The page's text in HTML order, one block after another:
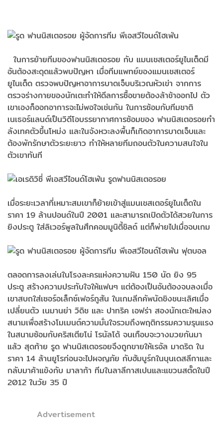
ในการย้ายทีมของฟานนิสเตอรอย กับ แมนเชสเตอร์ยูไนเต็ดมี
อันต้องสะดุดแล้วพบปัญหา เมื่อทีมแพทย์ของแมนเชสเตอร์
ยูไนเต็ด ตรวจพบปัญหาอาการบาดเจ็บบริเวณหัวเข่า จากการ
ตรวจร่างกายของนักเตะทำให้ดีลการซื้อขายต้องล้าช้าออกไป ตัว
เขาเองก็ออกอาการจะไม่พอใจเช่นกัน ในการซ้อมกับทีมชาติ
เนเธอร์แลนด์เป็นวิดีโอบรรยากาศการซ้อมของ ฟานนิสเตอรอยกำ
ลังเทคตัวขึ้นโหม่ง และในจังหวะลงพื้นก็เกิดอาการบาดเจ็บและ
ต้องพักรักษาตัวระยะยาว ทำให้หลายทีมถอนตัวในความสนใจใน
ตัวเขาทันที
เมื่อระยะเวลาที่เหมาะสมเขาก็ย้ายเข้าสู่แมนเชสเตอร์ยูไนเต็ดใน
ราคา 19 ล้านปอนด์ในปี 2001 และสามารถเปิดตัวได้สวยในการ
ยิงประตู ใส่ลิเวอร์พูลในศึกคอมมูนิตี้ชิลด์ แต่ก็พ่ายไปเมื่อจบเกม
ตลอดการลงเล่นในโรงละครแห่งความฝัน 150 นัด ยิง 95
ประตู สร้างความประทับใจให้แฟนๆ แต่ต้องเป็นอันต้องจบลงเมื่อ
เขาสบถใส่เซอร์อเล็กซ์เฟอร์กูสัน ในเกมลีกคัพนัดชิงชนะเลิศเมื่อ
เปลี่ยนตัว เนมานย่า วิดิช และ ปาทริค เอฟร่า สองนักเตะใหม่ลง
สนามเพื่อสร้างโมเมนต์ความมั่นใจรวมถึงพฤติกรรมความรุนแรง
ในสนามซ้อมกับคริสเตียโน่ โรนัลโด้ จนเกือบจะวางมวยกันมา
แล้ว สุดท้าย รูด ฟานนิสเตอรอยจึงถูกขายให้เรอัล มาดริด ใน
ราคา 14 ล้านยูโรก่อนจะไปผจญภัย กับฮัมบูร์กในบุนเดสลีกาและ
กลับมาค้าแข้งกับ มาลาก้า ทีมในลาลีกาสเปนและแขวนสตั๊ดในปี
2012 ในวัย 35 ปี
Advertisement